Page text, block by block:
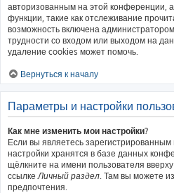
авторизованным на этой конференции,
функции, такие как отслеживание
возможность включена
трудности со входом или выходом на
удаление cookies может помочь.
Вернуться к началу
Параметры и настройки
Как мне изменить мои настройки?
Если вы являетесь
настройки хранятся в базе данных
щёлкните на имени пользователя
ссылкеЛичный раздел. Там вы можете
предпочтения.